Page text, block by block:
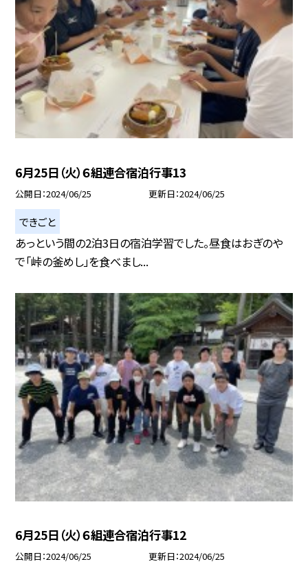
6月25日（火）６組連合宿泊行事13
公開日 2024/06/25 更新日 2024/06/25
できごと
あっという間の2泊3日の宿泊学習でした。昼食はおぎのや
で「峠の釜めし」を食べまし...
6月25日（火）６組連合宿泊行事12
公開日 2024/06/25 更新日 2024/06/25